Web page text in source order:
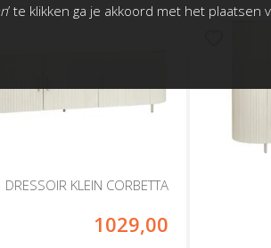
DRESSOIR KLEIN CORBETTA
1029,00
’ te klikken ga je akkoord met het plaatsen